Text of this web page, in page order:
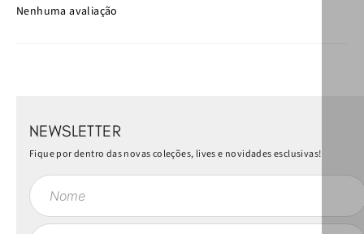
Nenhuma avaliação
NEWSLETTER
Fique por dentro das novas coleções, lives e novidades esclusivas!